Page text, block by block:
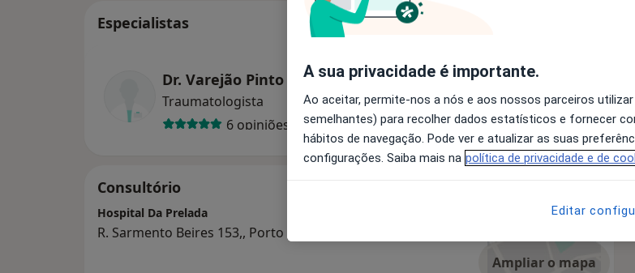
Especialistas
Dr. Varejão Pinto
Traumatologista
6 opiniões
Consultório
Ampliar o mapa
Hospital Da Prelada
R. Sarmento Beires 153,, Porto 4250-449
A sua privacidade é importante.
Ao aceitar, permite-nos a nós e aos nossos parceiros
semelhantes) para recolher dados estatísticos e fornecer
hábitos de navegação. Pode ver e atualizar as suas
configurações. Saiba mais na política de privacidade e de
Editar